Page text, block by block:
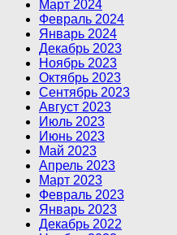
Март 2024
Февраль 2024
Январь 2024
Декабрь 2023
Ноябрь 2023
Октябрь 2023
Сентябрь 2023
Август 2023
Июль 2023
Июнь 2023
Май 2023
Апрель 2023
Март 2023
Февраль 2023
Январь 2023
Декабрь 2022